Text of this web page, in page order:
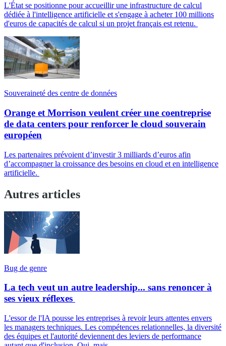
L'État se positionne pour accueillir une infrastructure de calcul
dédiée à l'intelligence artificielle et s'engage à acheter 100 millions
d'euros de capacités de calcul si un projet français est retenu.
Souveraineté des centre de données
Orange et Morrison veulent créer une coentreprise
de data centers pour renforcer le cloud souverain
européen
Les partenaires prévoient d’investir 3 milliards d’euros afin
d’accompagner la croissance des besoins en cloud et en intelligence
artificielle.
Autres articles
Bug de genre
La tech veut un autre leadership... sans renoncer à
ses vieux réflexes
L'essor de l'IA pousse les entreprises à revoir leurs attentes envers
les managers techniques. Les compétences relationnelles, la diversité
des équipes et l'autorité deviennent des leviers de performance